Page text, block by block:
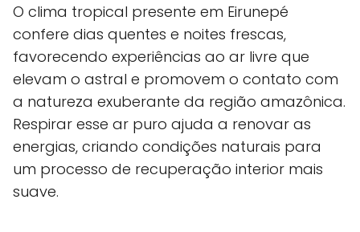
O clima tropical presente em Eirunepé
confere dias quentes e noites frescas,
favorecendo experiências ao ar livre que
elevam o astral e promovem o contato com
a natureza exuberante da região amazônica.
Respirar esse ar puro ajuda a renovar as
energias, criando condições naturais para
um processo de recuperação interior mais
suave.